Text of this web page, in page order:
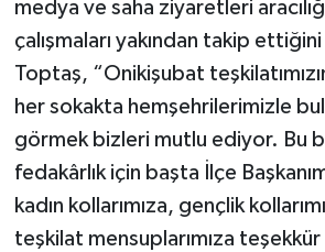
medya ve saha ziyaretleri
çalışmaları yakından takip
Toptaş, “Onikişubat
her sokakta hemşehrilerimizle
görmek bizleri mutlu ediyor. Bu
fedakârlık için başta İlçe
kadın kollarımıza, gençlik
teşkilat mensuplarımıza